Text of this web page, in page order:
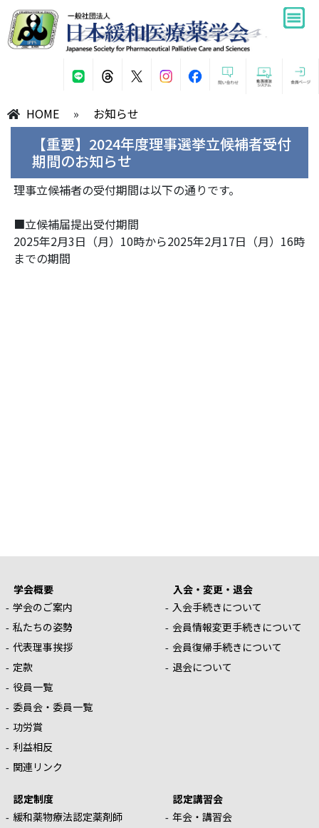
HOME » お知らせ
【重要】2024年度理事選挙立候補者受付
期間のお知らせ
理事立候補者の受付期間は以下の通りです。
■立候補届提出受付期間
2025年2月3日（月）10時から2025年2月17日（月）16時
までの期間
学会概要
学会のご案内
私たちの姿勢
代表理事挨拶
定款
役員一覧
委員会・委員一覧
功労賞
利益相反
関連リンク
入会・変更・退会
入会手続きについて
会員情報変更手続きについて
会員復帰手続きについて
退会について
認定制度
緩和薬物療法認定薬剤師
認定講習会
年会・講習会